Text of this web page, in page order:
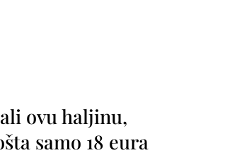
ovu haljinu,
samo 18 eura